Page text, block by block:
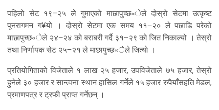
पहिलो सेट १९–२५ ले गुमाएको माछापुच्छ«ेले दोस्रो सेटमा उत्कृष्ट
पूनरागमन ग¥यो । दोस्रो सेटमा एक समय ११–२० ले पछाडि परेको
माछापुच्छ«ेले २४–२४ को बराबरी गर्दै ३१–२९ को जित निकाल्यो । तेस्रो
तथा निर्णायक सेट २५–२१ ले माछापुच्छ«ेले जित्यो ।
प्रतियोगिताको विजेताले १ लाख २५ हजार, उपविजेताले ७५ हजार, तेस्रो
हुनेले ३० हजार र सान्त्वना स्थान हासिल गर्नेले १५ हजार रुपैयाँसहति मेडल,
प्रमाणपत्र र ट्रफी प्राप्त गर्नेछन् ।